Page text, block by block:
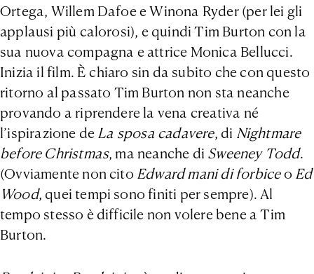
Ortega, Willem Dafoe e Winona Ryder (per lei gli
applausi più calorosi), e quindi Tim Burton con la
sua nuova compagna e attrice Monica Bellucci.
Inizia il film. È chiaro sin da subito che con questo
ritorno al passato Tim Burton non sta neanche
provando a riprendere la vena creativa né
l’ispirazione de La sposa cadavere, di Nightmare
before Christmas, ma neanche di Sweeney Todd.
(Ovviamente non cito Edward mani di forbiceo Ed
Wood, quei tempi sono finiti per sempre). Al
tempo stesso è difficile non volere bene a Tim
Burton.